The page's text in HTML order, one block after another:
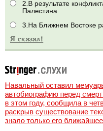
2.В результате
Палестина
3.На Ближнем Востоке
Навальный оставил
автобиографию перед
в этом году, сообщила в
раскрыв существование
знало только его